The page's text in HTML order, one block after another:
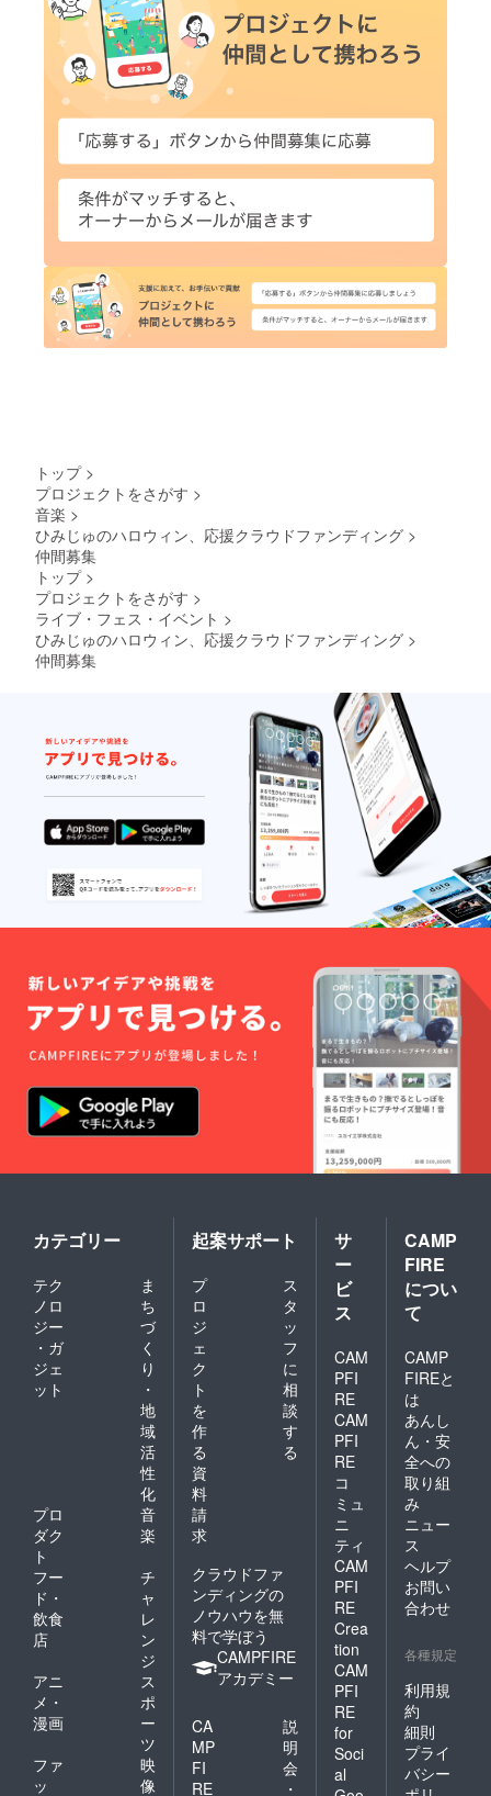
トップ >
プロジェクトをさがす >
音楽 >
ひみじゅのハロウィン、応援クラウドファンディング >
仲間募集
トップ >
プロジェクトをさがす >
ライブ・フェス・イベント >
ひみじゅのハロウィン、応援クラウドファンディング >
仲間募集
カテゴリー
テク
ノロ
ジー
・ガ
ジェ
ット
ま
ち
づ
く
り
・
地
域
活
性
化
プロ
ダク
ト
音
楽
フー
ド・
飲食
店
チ
ャ
レ
ン
ジ
アニ
メ・
漫画
ス
ポ
ー
ツ
ファ
ッ
映
像
起案サポート
プ
ロ
ジ
ェ
ク
ト
を
作
る
ス
タ
ッ
フ
に
相
談
す
る
資
料
請
求
クラウドファ
ンディングの
ノウハウを無
料で学ぼう
CAMPFIRE
アカデミー
CA
MP
FI
RE
説
明
会
・
サ
ー
ビ
ス
CAM
PFI
RE
CAM
PFI
RE
コ
ミュ
ニ
ティ
CAM
PFI
RE
Crea
tion
CAM
PFI
RE
for
Soci
al
CAMP
FIRE
につい
て
CAMP
FIREと
は
あんし
ん・安
全への
取り組
み
ニュー
ス
ヘルプ
お問い
合わせ
各種規定
利用規
約
細則
プライ
バシー